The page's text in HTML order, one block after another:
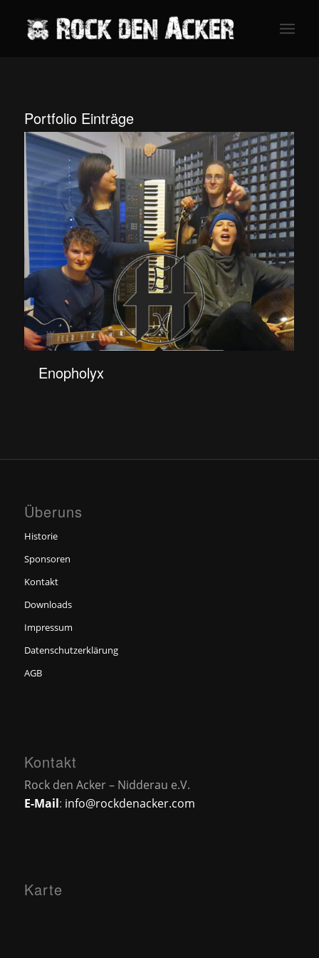
Portfolio Einträge
Enopholyx
Überuns
Historie
Sponsoren
Kontakt
Downloads
Impressum
Datenschutzerklärung
AGB
Kontakt
Rock den Acker – Nidderau e.V.
E-Mail: info@rockdenacker.com
Karte